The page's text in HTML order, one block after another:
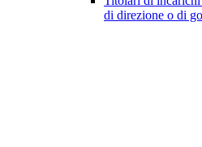
di direzione o di